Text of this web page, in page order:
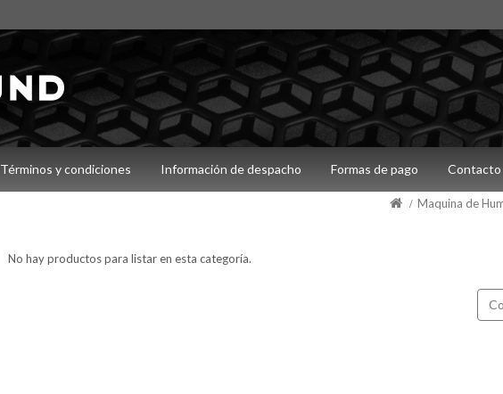
Términos y condiciones Información de despacho Formas de pago Contacto
Maquina de
No hay productos para listar en esta categoría.